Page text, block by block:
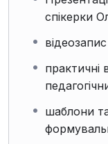
спікерки
практичні
шаблони